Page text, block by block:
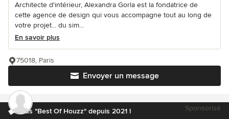
Architecte d'intérieur, Alexandra Gorla est la fondatrice de
cette agence de design qui vous accompagne tout au long de
votre projet... du sim...
En savoir plus
Envoyer un message
75018, Paris
Élus "Best Of Houzz" depuis 2021 ! Sponsorisé